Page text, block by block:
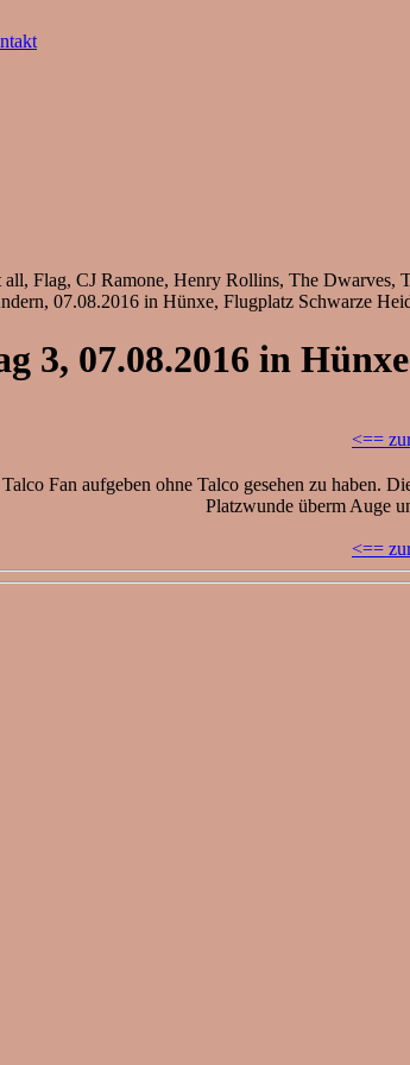
Flag, CJ Ramone, Henry Rollins, The
07.08.2016 in Hünxe, Flugplatz Schwarze
3, 07.08.2016 in Hünxe
<==
Fan aufgeben ohne Talco gesehen zu haben.
Platzwunde überm Auge
<==